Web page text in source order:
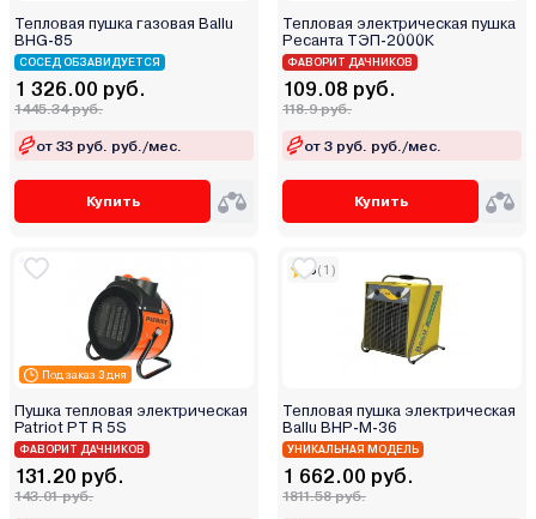
Тепловая пушка газовая Ballu
BHG-85
СОСЕД ОБЗАВИДУЕТСЯ
1 326.00 руб.
1445.34 руб.
от 33 руб. руб./мес.
Купить
Тепловая электрическая пушка
Ресанта ТЭП-2000К
ФАВОРИТ ДАЧНИКОВ
109.08 руб.
118.9 руб.
от 3 руб. руб./мес.
Купить
Под заказ 3 дня
Пушка тепловая электрическая
Patriot PT R 5S
ФАВОРИТ ДАЧНИКОВ
131.20 руб.
143.01 руб.
5(1)
Тепловая пушка электрическая
Ballu BHP-M-36
УНИКАЛЬНАЯ МОДЕЛЬ
1 662.00 руб.
1811.58 руб.